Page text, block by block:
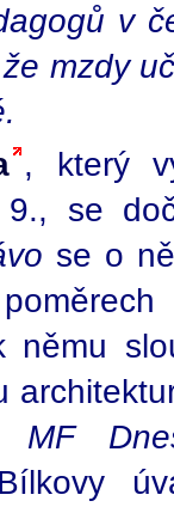
v
mzdy
, který
9., se
se o
němu
MF